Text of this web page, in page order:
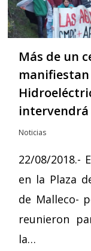
Más de un
intervendrá
Noticias
22/08/2018.-
en la Plaza
de Malleco-
reunieron
la…